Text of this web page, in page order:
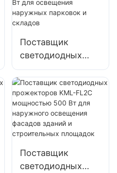
Поставщик
светодиодных
прожекторов
KML-FL2C 240 Вт
для освещения
наружных
парковок и
складов
Поставщик
светодиодных